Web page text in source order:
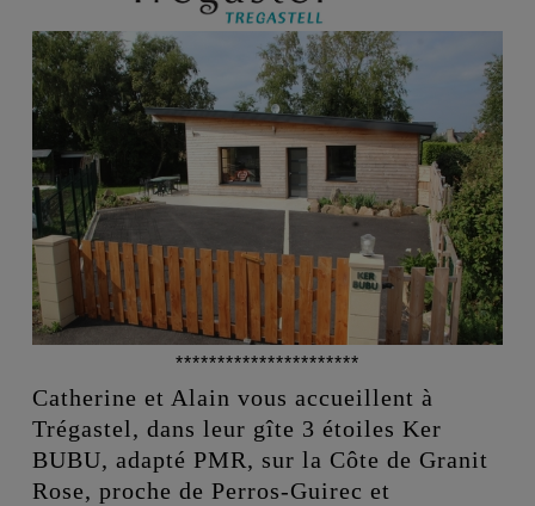
**********************
Catherine et Alain vous accueillent à
Trégastel, dans leur gîte 3 étoiles Ker
BUBU, adapté PMR, sur la Côte de Granit
Rose, proche de Perros-Guirec et